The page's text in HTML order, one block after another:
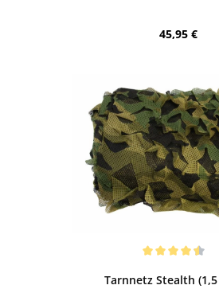
Regulärer
45,95 €
Tarnnetz Stealth